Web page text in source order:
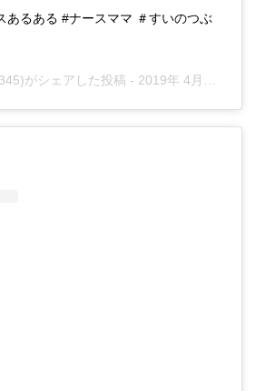
あるある #ナースママ ＃すいのつぶ
がシェアした投稿 - 2019年 4月月20日午前7時34分PDT